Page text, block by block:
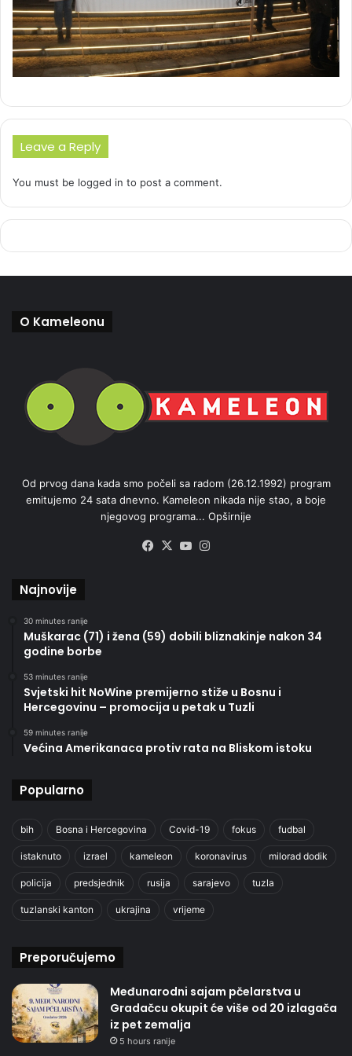
Leave a Reply
You must be logged in to post a comment.
O Kameleonu
Od prvog dana kada smo počeli sa radom (26.12.1992) program
emitujemo 24 sata dnevno. Kameleon nikada nije stao, a boje
njegovog programa... Opširnije
Facebook
X YouTube
Najnovije
30 minutes ranije
Muškarac (71) i žena (59) dobili bliznakinje nakon 34
godine borbe
53 minutes ranije
Svjetski hit NoWine premijerno stiže u Bosnu i
Hercegovinu – promocija u petak u Tuzli
59 minutes ranije
Većina Amerikanaca protiv rata na Bliskom istoku
Popularno
bih Bosna i Hercegovina Covid-19 fokus fudbal
istaknuto izrael kameleon koronavirus milorad dodik
policija predsjednik rusija sarajevo tuzla
tuzlanski kanton ukrajina vrijeme
Preporučujemo
Međunarodni sajam pčelarstva u
Gradačcu okupit će više od 20 izlagača
iz pet zemalja
5 hours ranije